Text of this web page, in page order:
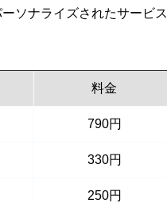
ソナライズされたサービス
料金
790円
330円
250円